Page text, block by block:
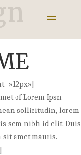
of Lorem Ipsn
sollicitudin, lorem
sem nibh id elit. Duis
sit amet mauris.